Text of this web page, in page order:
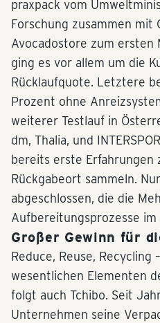
praxpack vom
Forschung zusammen mit
Avocadostore zum ersten
ging es vor allem um die
Rücklaufquote. Letztere
Prozent ohne
weiterer Testlauf in
dm, Thalia, und
bereits erste Erfahrungen
Rückgabeort sammeln.
abgeschlossen, die die
Aufbereitungsprozesse im
Großer Gewinn für
Reduce, Reuse, Recycling
wesentlichen Elementen
folgt auch Tchibo. Seit
Unternehmen seine